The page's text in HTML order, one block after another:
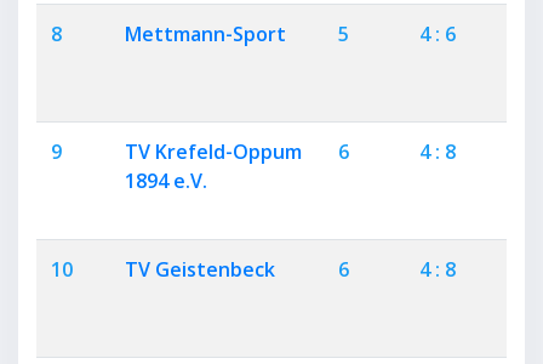
8 Mettmann-Sport 5 4 : 6
9
TV Krefeld-Oppum
1894 e.V.
6 4 : 8
10 TV Geistenbeck 6 4 : 8